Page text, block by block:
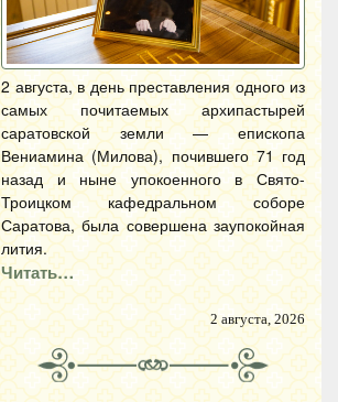
2 августа, в день преставления одного из
самых почитаемых архипастырей
саратовской земли — епископа
Вениамина (Милова), почившего 71 год
назад и ныне упокоенного в Свято-
Троицком кафедральном соборе
Саратова, была совершена заупокойная
лития.
Читать…
2 августа, 2026